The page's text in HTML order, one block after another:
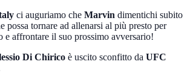
ci auguriamo che Marvin dimentichi subito
possa tornare ad allenarsi al più presto per
e affrontare il suo prossimo avversario!
Di Chirico è uscito sconfitto da UFC